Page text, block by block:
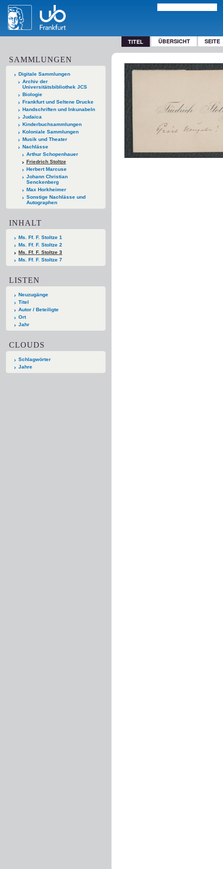
TITEL ÜBERSICHT SEITE
SAMMLUNGEN
Digitale Sammlungen
Archiv der
Universitätsbibliothek JCS
Biologie
Frankfurt und Seltene Drucke
Handschriften und Inkunabeln
Judaica
Kinderbuchsammlungen
Koloniale Sammlungen
Musik und Theater
Nachlässe
Arthur Schopenhauer
Friedrich Stoltze
Herbert Marcuse
Johann Christian
Senckenberg
Max Horkheimer
Sonstige Nachlässe und
Autographen
INHALT
Ms. Ff. F. Stoltze 1
Ms. Ff. F. Stoltze 2
Ms. Ff. F. Stoltze 3
Ms. Ff. F. Stoltze 7
LISTEN
Neuzugänge
Titel
Autor / Beteiligte
Ort
Jahr
CLOUDS
Schlagwörter
Jahre